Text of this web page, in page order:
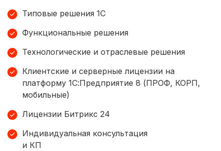
Типовые решения 1С
Функциональные решения
Технологические и отраслевые решения
Клиентские и серверные лицензии на
платформу 1С:Предприятие 8 (ПРОФ, КОРП,
мобильные)
Лицензии Битрикс 24
Индивидуальная консультация
и КП